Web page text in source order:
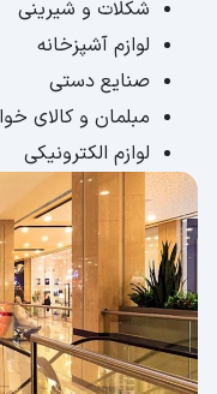
شکلات و شیرینی
لوازم آشپزخانه
صنایع دستی
مبلمان و کالای
لوازم الکترونیکی